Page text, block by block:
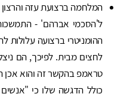
המלחמה ברצועת עזה
ל'הסכמי אברהם' -
ההומניטרי ברצועה עלולות
לחצים מבית. לפיכך, הם
טראמפ בהקשר זה והוא אכן
כולל הדגשה שלו כי "אנשים